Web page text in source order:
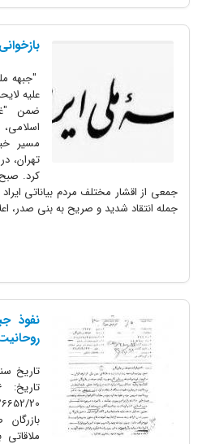
علیه
ضمن
اسلامی،
مسیر
کرد. صبح
جمعی از اقشار مختلف مردم بیاناتی ایراد
جمله انتقاد شدید و صریح به بنی صدر،
نفوذ
روحانیت
ملاقاتی